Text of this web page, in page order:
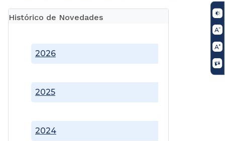
Histórico de Novedades
2024
2025
2026